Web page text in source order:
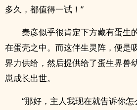
多久，都值得一试！”
秦彦似乎很肯定下方藏有蛋生
在蛋壳之中。而这伴生灵阵，便是
界力供给，然后提供给了蛋生界兽
崽成长出世。
“那好，主人我现在就告诉你怎